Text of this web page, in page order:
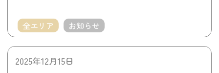
全エリア お知らせ
2025年12月15日